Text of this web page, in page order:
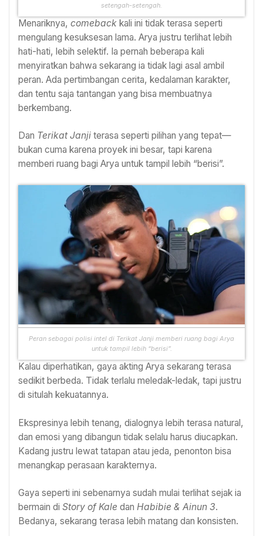
setengah-setengah.
Menariknya, comeback kali ini tidak terasa seperti
mengulang kesuksesan lama. Arya justru terlihat lebih
hati-hati, lebih selektif. Ia pernah beberapa kali
menyiratkan bahwa sekarang ia tidak lagi asal ambil
peran. Ada pertimbangan cerita, kedalaman karakter,
dan tentu saja tantangan yang bisa membuatnya
berkembang.
Dan Terikat Janji terasa seperti pilihan yang tepat—
bukan cuma karena proyek ini besar, tapi karena
memberi ruang bagi Arya untuk tampil lebih “berisi”.
Peran sebagai polisi intel di Terikat Janji memberi ruang bagi Arya
untuk tampil lebih “berisi”.
Kalau diperhatikan, gaya akting Arya sekarang terasa
sedikit berbeda. Tidak terlalu meledak-ledak, tapi justru
di situlah kekuatannya.
Ekspresinya lebih tenang, dialognya lebih terasa natural,
dan emosi yang dibangun tidak selalu harus diucapkan.
Kadang justru lewat tatapan atau jeda, penonton bisa
menangkap perasaan karakternya.
Gaya seperti ini sebenarnya sudah mulai terlihat sejak ia
bermain di Story of Kale dan Habibie & Ainun 3.
Bedanya, sekarang terasa lebih matang dan konsisten.